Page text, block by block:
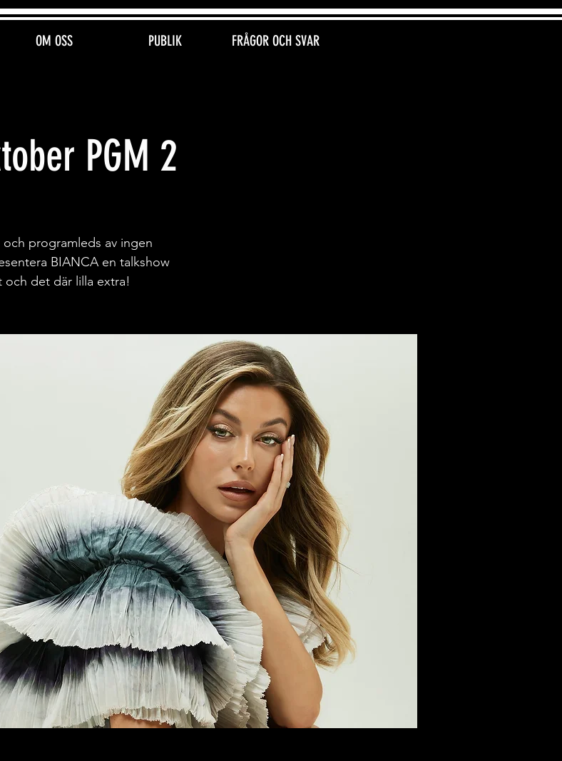
OM OSS PUBLIK FRÅGOR OCH SVAR
PGM 2
programleds av ingen
BIANCA en talkshow
och det där lilla extra!